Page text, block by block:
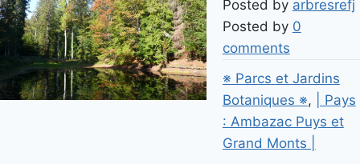
Posted by arbresrefj
Posted by 0
comments
※ Parcs et Jardins
Botaniques ※,
| Pays
: Ambazac Puys et
Grand Monts |